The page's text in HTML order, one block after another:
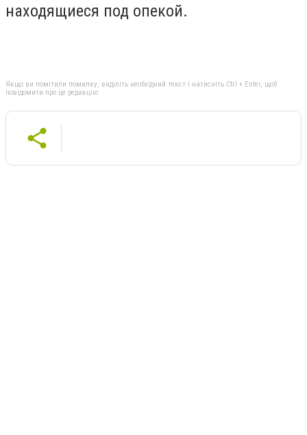
находящиеся под опекой.
Якщо ви помітили помилку, виділіть необхідний текст і натисніть Ctrl + Enter, щоб
повідомити про це редакцію